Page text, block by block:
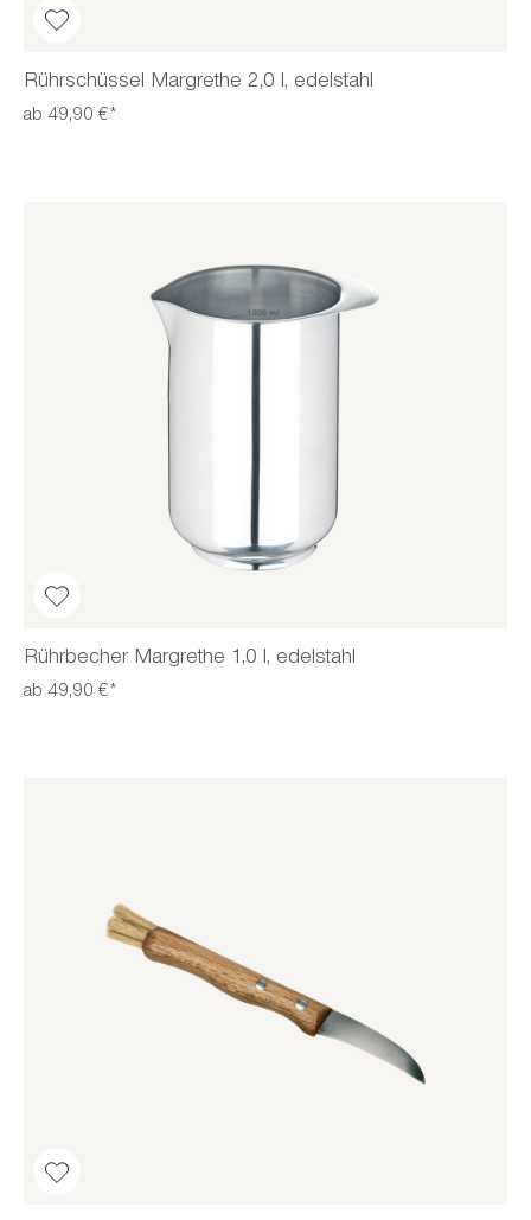
Rührschüssel Margrethe 2,0 l, edelstahl
ab 49,90 €*
Rührbecher Margrethe 1,0 l, edelstahl
ab 49,90 €*